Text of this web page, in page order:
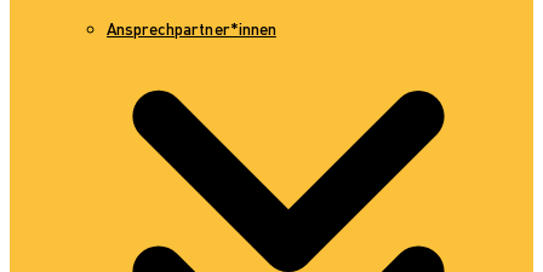
Ansprechpartner*innen